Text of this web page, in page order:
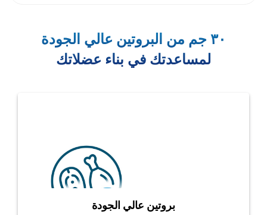
٣٠ جم من البروتين عالي الجودة
لمساعدتك في بناء عضلاتك
بروتين عالي الجودة